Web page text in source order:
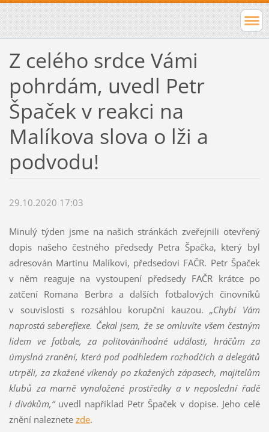
Z celého srdce Vámi
pohrdám, uvedl Petr
Špaček v reakci na
Malíkova slova o lži a
podvodu!
29.10.2020 17:03
Minulý týden jsme na našich stránkách zveřejnili otevřený
dopis našeho čestného předsedy Petra Špačka, který byl
adresován Martinu Malíkovi, předsedovi FAČR. Petr Špaček
v něm reaguje na vystoupení předsedy FAČR krátce po
zatčení Romana Berbra a dalších fotbalových činovníků
v souvislosti s rozsáhlou korupční kauzou.„Chybí Vám
naprostá sebereflexe. Čekal jsem, že se omluvíte všem čestným
lidem ve fotbale, za politováníhodné události, hráčům za
úmyslná zranění, která pod podhledem rozhodčích a delegátů
utrpěli, za zkažené víkendy po zkažených zápasech, majitelům
klubů za marně vynaložené prostředky a v neposlední řadě
i divákům,“ uvedl například Petr Špaček v dopise. Jeho celé
znění naleznete zde.